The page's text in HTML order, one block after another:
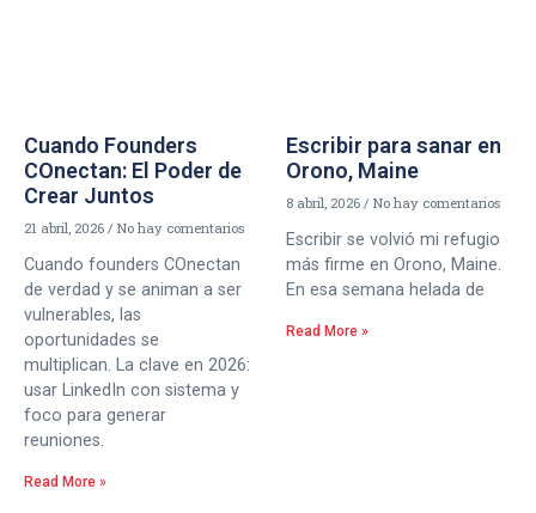
Cuando Founders
COnectan: El Poder de
Crear Juntos
21 abril, 2026 No hay comentarios
Cuando founders COnectan
de verdad y se animan a ser
vulnerables, las
oportunidades se
multiplican. La clave en 2026:
usar LinkedIn con sistema y
foco para generar
reuniones.
Read More »
Escribir para sanar en
Orono, Maine
8 abril, 2026 No hay comentarios
Escribir se volvió mi refugio
más firme en Orono, Maine.
En esa semana helada de
Read More »